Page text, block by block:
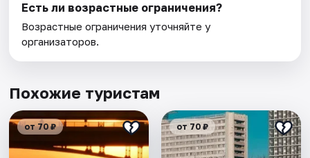
Есть ли возрастные ограничения?
Возрастные ограничения уточняйте у
организаторов.
Похожие туристам
от 70 ₽ от 70 ₽